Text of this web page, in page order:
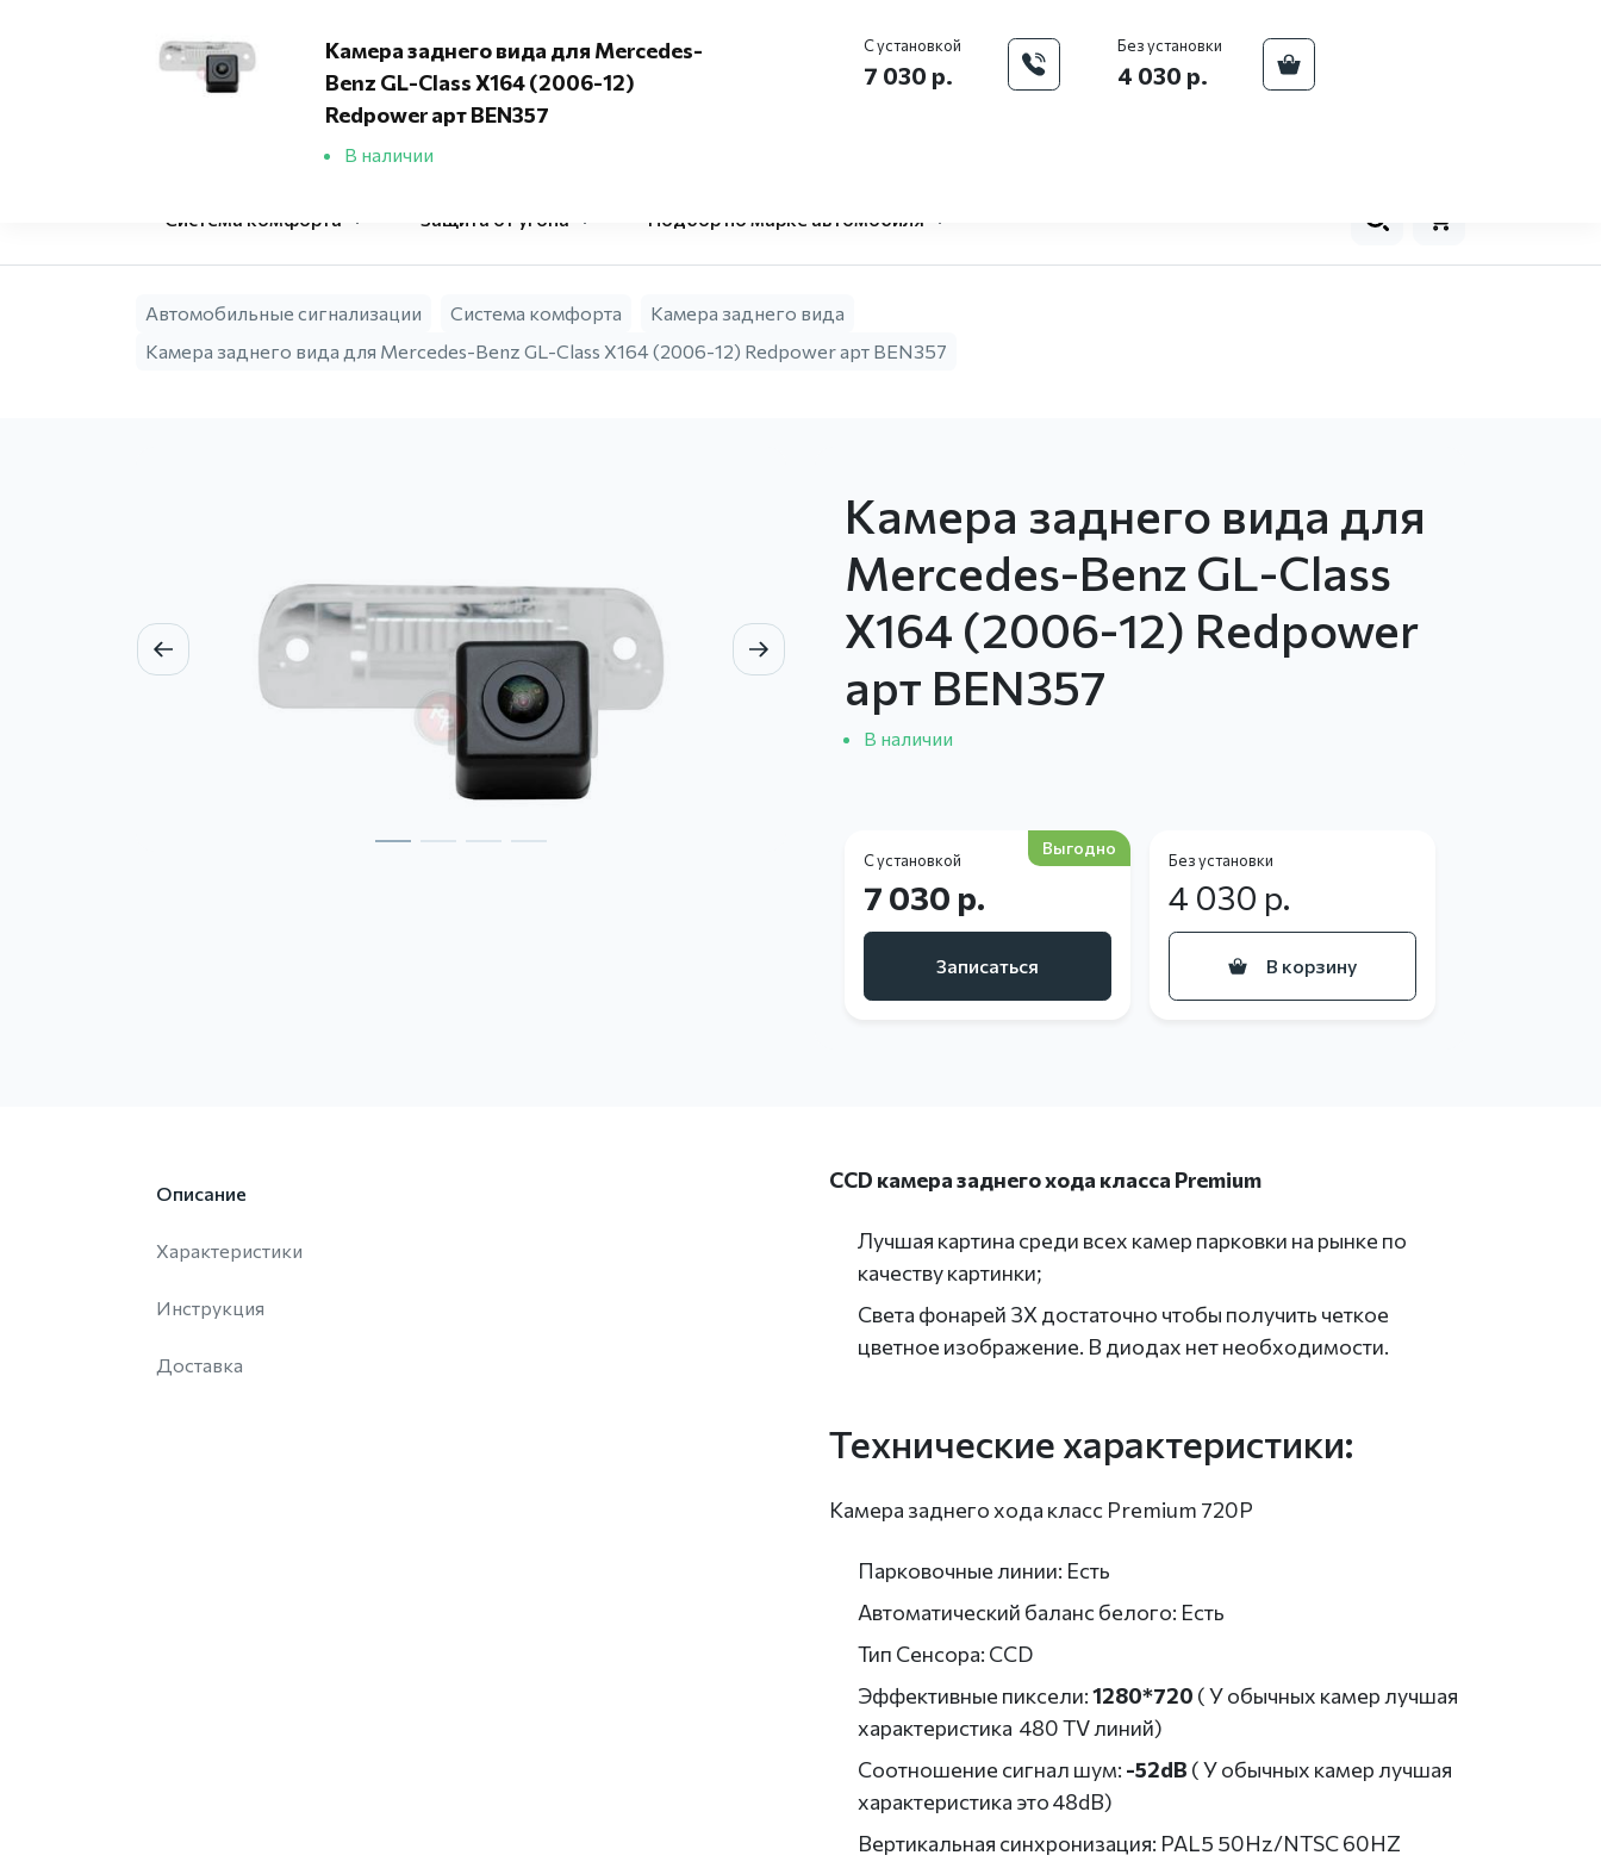
Москва +7 (929) 557-93-08
Фирменный
установочный центр
Система комфорта Защита от угона Подбор по марке автомобиля
Автомобильные сигнализации Система комфорта
Камера заднего вида
Камера заднего вида для Mercedes-Benz GL-Class X164 (2006-12) Redpower арт BEN357
Камера заднего вида для
Mercedes-Benz GL-Class
X164 (2006-12) Redpower
арт BEN357
В наличии
С установкой
Выгодно
7 030 р.
Записаться
Без установки
4 030 р.
В корзину
Описание
Характеристики
Инструкция
Доставка
CCD камера заднего хода класса Premium
Лучшая картина среди всех камер парковки на рынке по
качеству картинки;
Света фонарей ЗХ достаточно чтобы получить четкое
цветное изображение. В диодах нет необходимости.
Технические характеристики:
Камера заднего хода класс Premium 720P
Парковочные линии: Есть
Автоматический баланс белого: Есть
Тип Сенсора: CCD
Эффективные пиксели:1280*720 ( У обычных камер лучшая
характеристика 480 TV линий)
Соотношение сигнал шум: -52dB ( У обычных камер лучшая
характеристика это 48dB)
Вертикальная синхронизация: PAL5 50Hz/NTSC 60HZ
Камера заднего вида для Mercedes-
Benz GL-Class X164 (2006-12)
Redpower арт BEN357
В наличии
С установкой
7 030 р.
Без установки
4 030 р.